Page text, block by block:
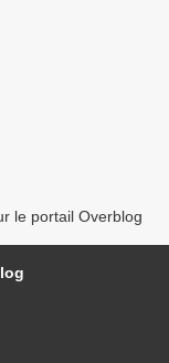
le portail Overblog